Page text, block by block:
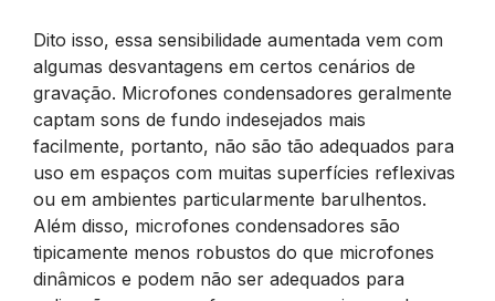
Dito isso, essa sensibilidade aumentada vem com
algumas desvantagens em certos cenários de
gravação. Microfones condensadores geralmente
captam sons de fundo indesejados mais
facilmente, portanto, não são tão adequados para
uso em espaços com muitas superfícies reflexivas
ou em ambientes particularmente barulhentos.
Além disso, microfones condensadores são
tipicamente menos robustos do que microfones
dinâmicos e podem não ser adequados para